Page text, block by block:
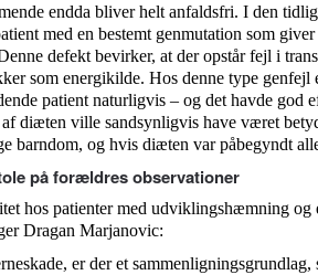
endda bliver helt anfaldsfri. I den
med en bestemt genmutation som
defekt bevirker, at der opstår fejl i
som energikilde. Hos denne type
patient naturligvis – og det havde god
diæten ville sandsynligvis have været
barndom, og hvis diæten var påbegyndt
på forældres observationer
hos patienter med udviklingshæmning og
Dragan Marjanovic:
er der et